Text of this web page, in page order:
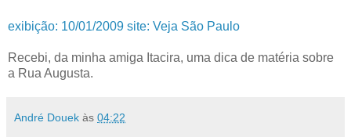
exibição: 10/01/2009 site: Veja São Paulo
Recebi, da minha amiga Itacira, uma dica de matéria sobre
a Rua Augusta.
André Douek às 04:22